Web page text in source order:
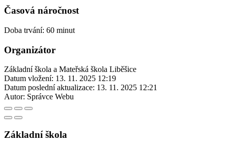
Časová náročnost
Doba trvání: 60 minut
Organizátor
Základní škola a Mateřská škola Liběšice
Datum vložení: 13. 11. 2025 12:19
Datum poslední aktualizace: 13. 11. 2025 12:21
Autor: Správce Webu
Základní škola